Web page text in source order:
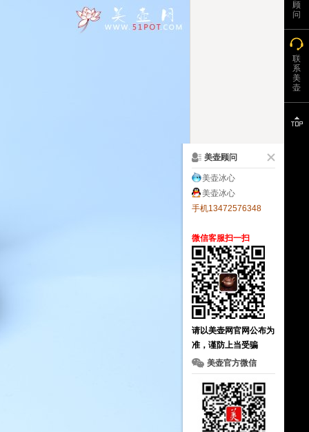
顾
问
联
系
美
壶
美壶顾问
美壶冰心
美壶冰心
手机13472576348
微信客服扫一扫
请以美壶网官网公布为
准，谨防上当受骗
美壶官方微信